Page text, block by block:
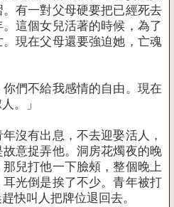
有一對父母硬要把已經死去
這個女兒活著的時候，為了
現在父母還要強迫她，亡魂
們不給我感情的自由。現在
。」
有出息，不去迎娶活人，
意捉弄他。洞房花燭夜的晚
兒打他一下臉頰，整個晚上
光倒是挨了不少。青年被打
快叫人把牌位退回去。